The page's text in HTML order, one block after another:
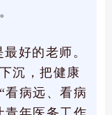
好的老师。
沉，把健康
看病远、看病